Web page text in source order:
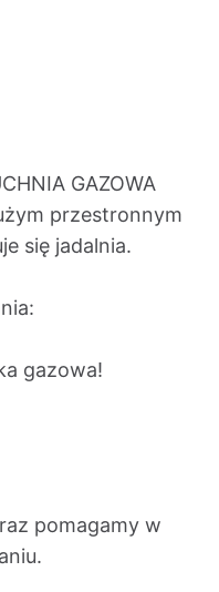
GAZOWA
przestronnym
się jadalnia.
gazowa!
pomagamy w